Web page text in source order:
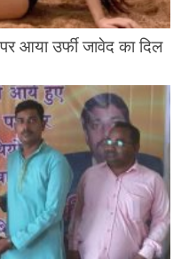
आया उर्फी जावेद का दिल